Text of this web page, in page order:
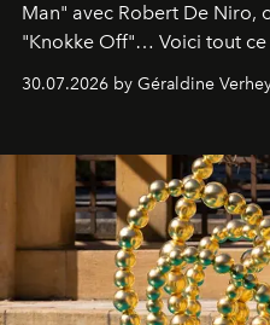
Man" avec Robert De Niro,
"Knokke Off"… Voici tout ce
plateformes de streaming
30.07.2026 by Géraldine